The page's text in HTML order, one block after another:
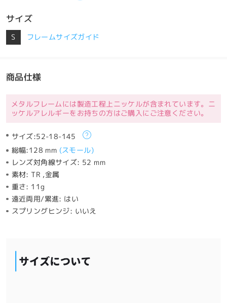
サイズ
S フレームサイズガイド
商品仕様
メタルフレームには製造工程上ニッケルが含まれています。ニ
ッケルアレルギーをお持ちの方はご購入にご注意ください。
サイズ:52-18-145
総幅:128 mm (スモール)
レンズ対角線サイズ: 52 mm
素材:TR ,金属
重さ: 11g
遠近両用/累進: はい
スプリングヒンジ: いいえ